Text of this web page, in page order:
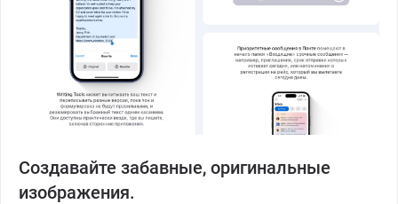
Создавайте забавные, оригинальные
изображения.